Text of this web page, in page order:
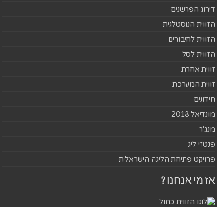
דירוג הפרשנים
הזווית הנוסטלגית
הזווית לחיבורים
הזווית לסל
זווית אחרת
זווית המערכת
חידונים
מונדיאל 2018
מנג'ר
פנטזי ליג
פרויקט פתיחת הליגה הישראלית
אז מי אנחנו ?